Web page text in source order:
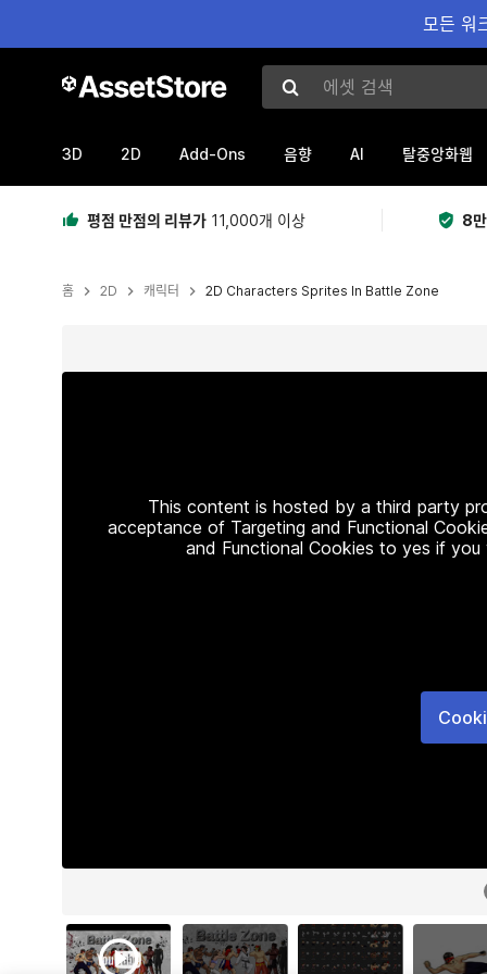
모든 워
에셋 검색
3D 2D Add-Ons 음향 AI 탈중앙화웹
평점 만점의 리뷰가 11,000개 이상 8
홈 2D 캐릭터 2D Characters Sprites In Battle Zone
This content is hosted by a third party
acceptance of Targeting and Functional
and Functional Cookies to yes if